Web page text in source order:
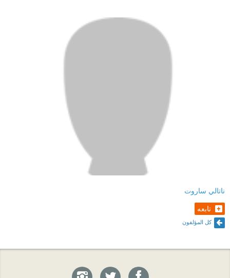
ناتالي ساروت
تابعه
كل المؤلفون